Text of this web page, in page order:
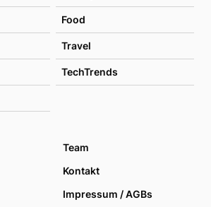
Food
Travel
TechTrends
Team
Kontakt
Impressum / AGBs